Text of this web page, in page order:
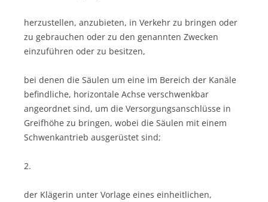
herzustellen, anzubieten, in Verkehr zu bringen oder
zu gebrauchen oder zu den genannten Zwecken
einzuführen oder zu besitzen,
bei denen die Säulen um eine im Bereich der Kanäle
befindliche, horizontale Achse verschwenkbar
angeordnet sind, um die Versorgungsanschlüsse in
Greifhöhe zu bringen, wobei die Säulen mit einem
Schwenkantrieb ausgerüstet sind;
2.
der Klägerin unter Vorlage eines einheitlichen,